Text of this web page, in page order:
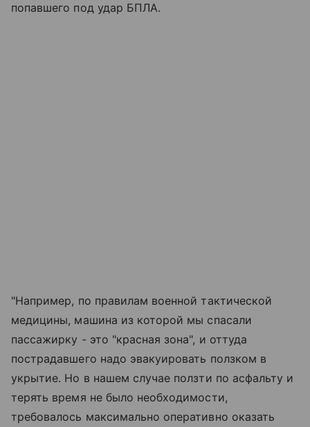
попавшего под удар БПЛА.
"Например, по правилам военной тактической
медицины, машина из которой мы спасали
пассажирку - это "красная зона", и оттуда
пострадавшего надо эвакуировать ползком в
укрытие. Но в нашем случае ползти по асфальту и
терять время не было необходимости,
требовалось максимально оперативно оказать